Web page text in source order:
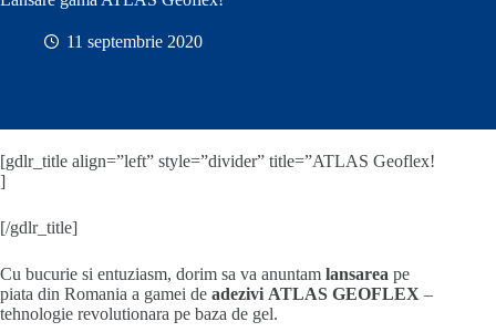
11 septembrie 2020
[gdlr_title align=”left” style=”divider” title=”ATLAS Geoflex!
]
[/gdlr_title]
Cu bucurie si entuziasm, dorim sa va anuntam lansarea pe
piata din Romania a gamei de adezivi ATLAS GEOFLEX –
tehnologie revolutionara pe baza de gel.